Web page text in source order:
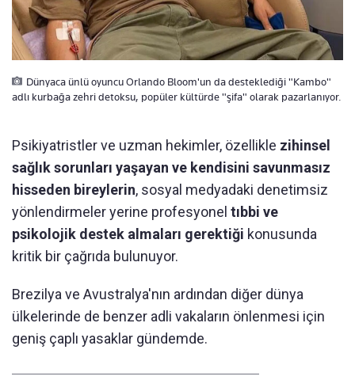
Dünyaca ünlü oyuncu Orlando Bloom'un da desteklediği "Kambo"
adlı kurbağa zehri detoksu, popüler kültürde "şifa" olarak pazarlanıyor.
Psikiyatristler ve uzman hekimler, özellikle zihinsel
sağlık sorunları yaşayan ve kendisini savunmasız
hisseden bireylerin, sosyal medyadaki denetimsiz
yönlendirmeler yerine profesyonel tıbbi ve
psikolojik destek almaları gerektiği konusunda
kritik bir çağrıda bulunuyor.
Brezilya ve Avustralya'nın ardından diğer dünya
ülkelerinde de benzer adli vakaların önlenmesi için
geniş çaplı yasaklar gündemde.